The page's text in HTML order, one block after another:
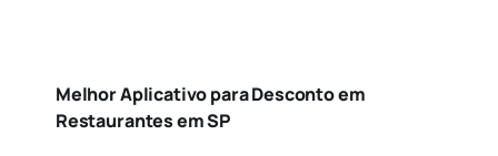
Melhor Aplicativo para Desconto em
Restaurantes em SP